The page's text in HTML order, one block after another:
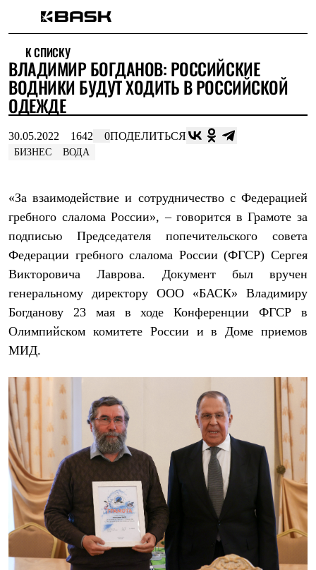
Интернет-магазин
Мужская одежда
Утепленная пухом
Куртки
Брюки
Комбинезоны
Утепленная синтетикой
Куртки
Брюки
Софтшелл одежда
Куртки
Брюки
Флисовая одежда
Куртки
Брюки
Жилеты
Термобелье
Теплое термобелье
Среднее термобелье
Лёгкая одежда
Футболки
Рубашки
Толстовки
Брюки
Шорты
Женская одежда
Утепленная пухом
Куртки
Брюки
Жилеты
Утепленная синтетикой
Куртки
Штормовая одежда
К СПИСКУ
ВЛАДИМИР БОГДАНОВ: РОССИЙСКИЕ
ВОДНИКИ БУДУТ ХОДИТЬ В РОССИЙСКОЙ
ОДЕЖДЕ
30.05.2022 1642 0ПОДЕЛИТЬСЯ
БИЗНЕС ВОДА
«За взаимодействие и сотрудничество с Федерацией
гребного слалома России», – говорится в Грамоте за
подписью Председателя попечительского совета
Федерации гребного слалома России (ФГСР) Сергея
Викторовича Лаврова. Документ был вручен
генеральному директору ООО «БАСК» Владимиру
Богданову 23 мая в ходе Конференции ФГСР в
Олимпийском комитете России и в Доме приемов
МИД.